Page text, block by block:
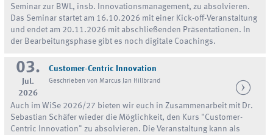
Seminar zur BWL, insb. Innovationsmanagement, zu absolvieren.
Das Seminar startet am 16.10.2026 mit einer Kick-off-Veranstaltung
und endet am 20.11.2026 mit abschließenden Präsentationen. In
der Bearbeitungsphase gibt es noch digitale Coachings.
03.
Jul.
2026
Customer-Centric Innovation
Geschrieben von Marcus Jan Hillbrand
Auch im WiSe 2026/27 bieten wir euch in Zusammenarbeit mit Dr.
Sebastian Schäfer wieder die Möglichkeit, den Kurs "Customer-
Centric Innovation" zu absolvieren. Die Veranstaltung kann als